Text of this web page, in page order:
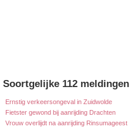
Soortgelijke 112 meldingen
Ernstig verkeersongeval in Zuidwolde
Fietster gewond bij aanrijding Drachten
Vrouw overlijdt na aanrijding Rinsumageest